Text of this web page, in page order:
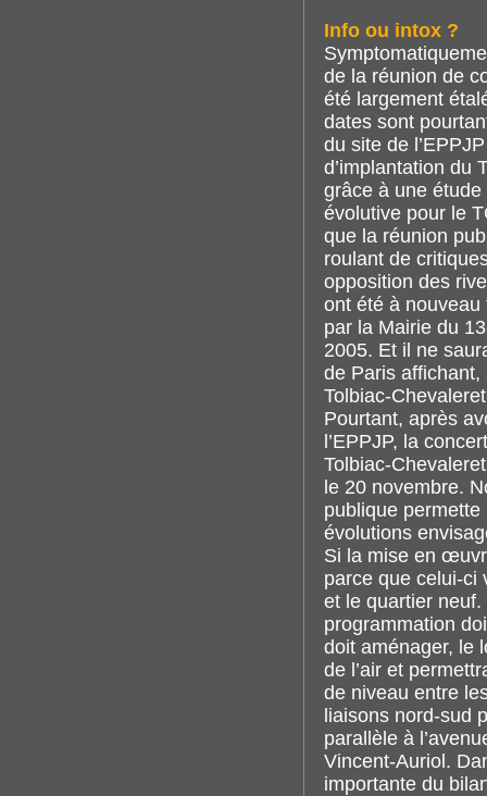
Info ou intox ?
de la réunion de
été largement
dates sont
du site de
d’implantation du
grâce à une étude
évolutive pour le
que la réunion
roulant de
opposition des
ont été à
par la Mairie du
2005. Et il ne
de Paris
Tolbiac-
Pourtant, après
l’EPPJP, la
Tolbiac-
le 20 novembre.
publique
évolutions
Si la mise en
parce que celui-ci
et le quartier
programmation
doit aménager, le
de l’air et
de niveau entre
liaisons nord-sud
parallèle à
Vincent-Auriol.
importante du